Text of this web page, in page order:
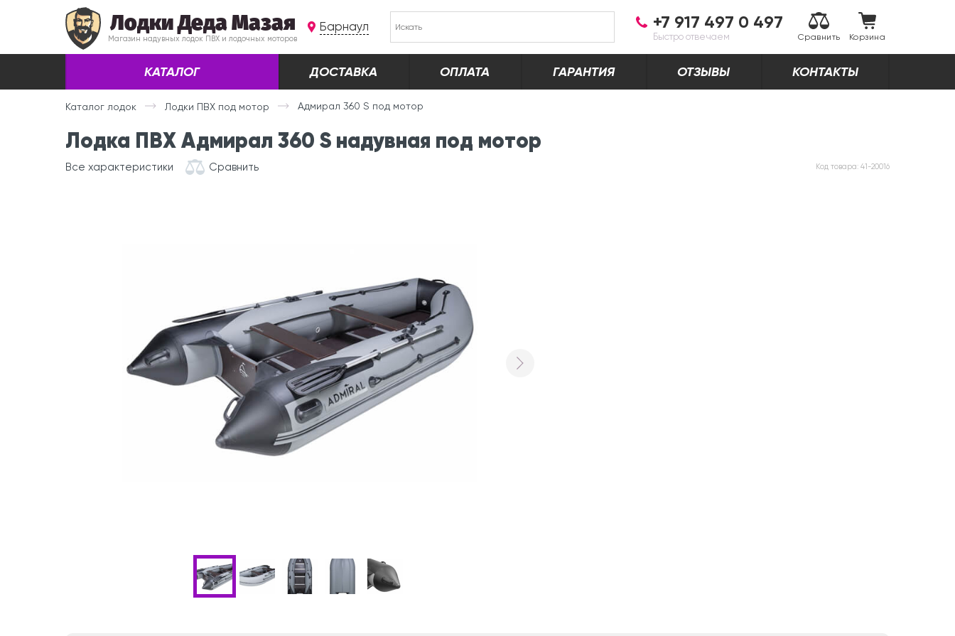
Лодки Деда Мазая
Магазин надувных лодок ПВХ и лодочных моторов
Барнаул +7 917 497 0 497
Быстро отвечаем Сравнить Корзина
КАТАЛОГ ДОСТАВКА ОПЛАТА ГАРАНТИЯ ОТЗЫВЫ КОНТАКТЫ
Каталог лодок Лодки ПВХ под мотор Адмирал 360 S под мотор
Лодка ПВХ Адмирал 360 S надувная под мотор
Все характеристики Сравнить Код товара: 41-20016